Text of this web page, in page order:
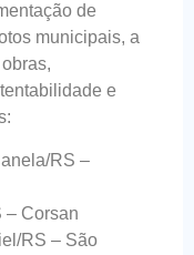
de
municipais, a
e
RS –
– Corsan
RS – São